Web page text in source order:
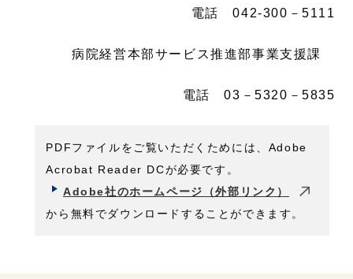
電話 042-300－5111
病院経営本部サービス推進部事業支援課
電話 03－5320－5835
PDFファイルをご覧いただくためには、Adobe
Acrobat Reader DCが必要です。
Adobe社のホームページ（外部リンク）
から無料でダウンロードすることができます。